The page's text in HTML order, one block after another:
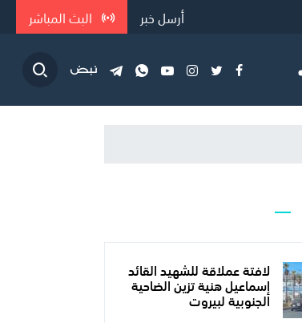
أرسل خبر البث المباشر
لافتة عملاقة للشهيد القائد
إسماعيل هنية تزين الضاحية
الجنوبية لبيروت